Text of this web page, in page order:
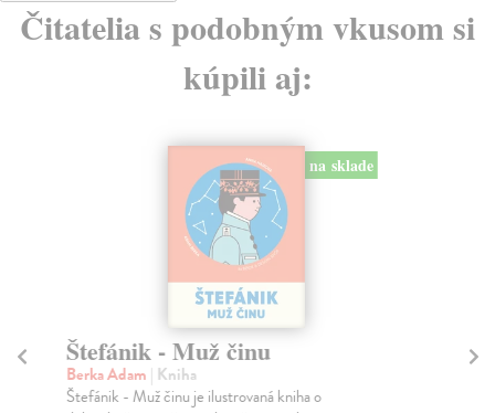
Čitatelia s podobným vkusom si
kúpili aj:
na sklade
Štefánik - Muž činu
Berka Adam | Kniha
Štefánik - Muž činu je ilustrovaná kniha o